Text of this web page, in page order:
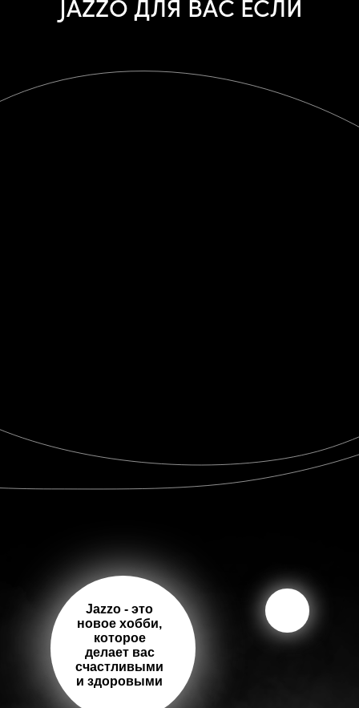
Jazzo - это
новое хобби,
которое
делает вас
счастливыми
и здоровыми